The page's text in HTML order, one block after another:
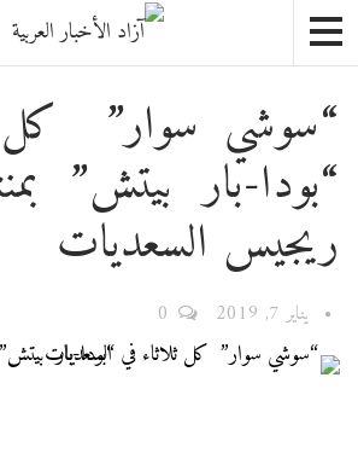
“سوشي سوار” كل
“بودا-بار بيتش”
ريجيس السعديات
يناير 7, 2019